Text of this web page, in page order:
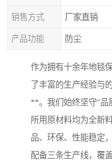
销售方式 厂家直销
产品功能 防尘
作为拥有十余年地毯
了丰富的生产经验与
**。我们始终坚守“品
所用原材料均为全新
品、环保、性能稳定
配备三条生产线，覆